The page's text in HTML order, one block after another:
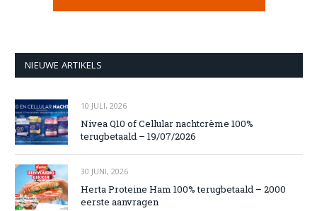
NIEUWE ARTIKELS
10 JULI, 2026
Nivea Q10 of Cellular nachtcrème 100%
terugbetaald – 19/07/2026
30 JUNI, 2026
Herta Proteine Ham 100% terugbetaald – 2000
eerste aanvragen